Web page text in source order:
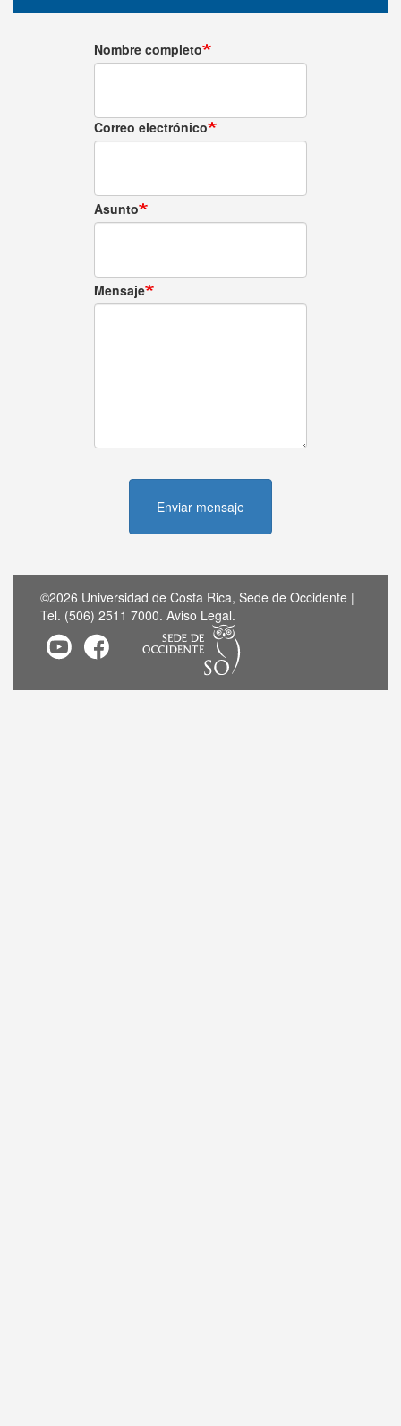
Nombre completo
Correo electrónico
Asunto
Mensaje
Enviar mensaje
©2026 Universidad de Costa Rica, Sede de Occidente |
Tel. (506) 2511 7000. Aviso Legal.